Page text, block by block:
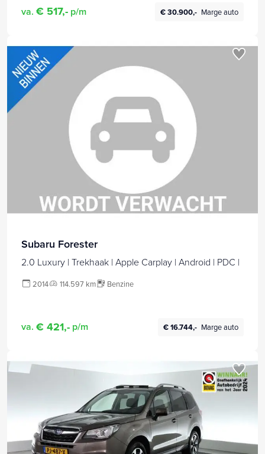
va. € 517,- p/m € 30.900,- Marge auto
Subaru Forester
2.0 Luxury | Trekhaak | Apple Carplay | Android | PDC |
2014 114.597 km Benzine
va. € 421,- p/m € 16.744,- Marge auto